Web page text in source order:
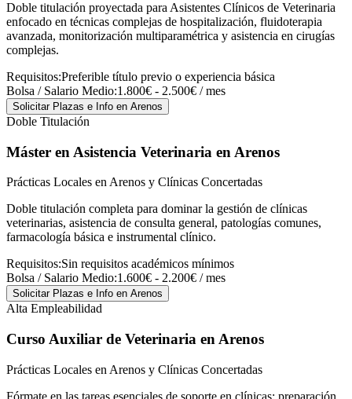
Doble titulación proyectada para Asistentes Clínicos de Veterinaria
enfocado en técnicas complejas de hospitalización, fluidoterapia
avanzada, monitorización multiparamétrica y asistencia en cirugías
complejas.
Requisitos:Preferible título previo o experiencia básica
Bolsa / Salario Medio:1.800€ - 2.500€ / mes
Solicitar Plazas e Info en Arenos
Doble Titulación
Máster en Asistencia Veterinaria en Arenos
Prácticas Locales en Arenos y Clínicas Concertadas
Doble titulación completa para dominar la gestión de clínicas
veterinarias, asistencia de consulta general, patologías comunes,
farmacología básica e instrumental clínico.
Requisitos:Sin requisitos académicos mínimos
Bolsa / Salario Medio:1.600€ - 2.200€ / mes
Solicitar Plazas e Info en Arenos
Alta Empleabilidad
Curso Auxiliar de Veterinaria en Arenos
Prácticas Locales en Arenos y Clínicas Concertadas
Fórmate en las tareas esenciales de soporte en clínicas: preparación